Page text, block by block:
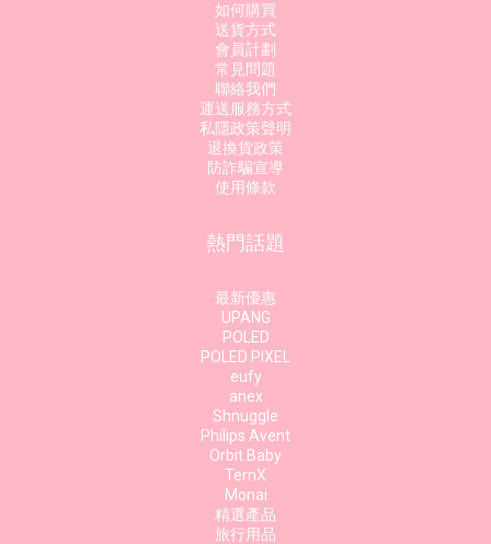
如何購買
送貨方式
會員計劃
常見問題
聯絡我們
運送服務方式
私隱政策聲明
退換貨政策
防詐騙宣導
使用條款
熱門話題
最新優惠
UPANG
POLED
POLED PIXEL
eufy
anex
Shnuggle
Philips Avent
Orbit Baby
TernX
Monai
精選產品
旅行用品